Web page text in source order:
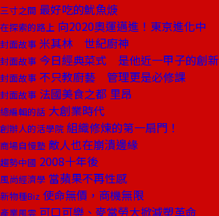
三寸之間 最好吃的魷魚焿
在探索的路上 向2020奧運邁進！東京進化中
封面故事 米其林 世紀廚神
封面故事 今日經典菜式 是他近一甲子的創新
封面故事 不只教廚藝 管理更是必修課
封面故事 法國美食之都 里昂
總編輯的話 大創業時代
創辦人的活學院 組織修煉的第一扇門！
商場自慢塾 敵人也在崩潰邊緣
趨勢中國 2008十年後
風尚經濟學 當蘋果不再性感
新物種Biz 使命無價，商機無限
產業風雲 可口可樂、麥當勞大掀減塑革命